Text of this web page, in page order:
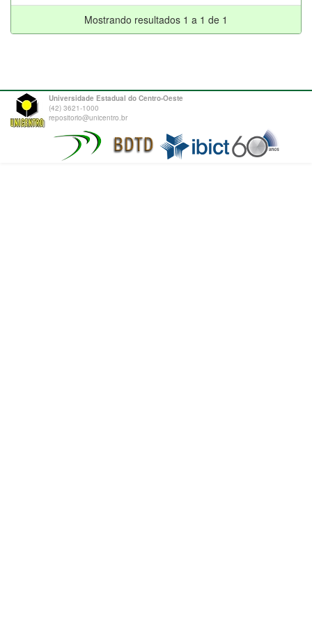
Mostrando resultados 1 a 1 de 1
Universidade Estadual do Centro-Oeste
(42) 3621-1000
repositorio@unicentro.br